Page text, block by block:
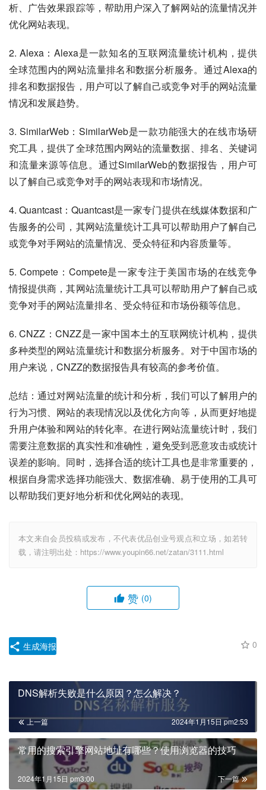
析、广告效果跟踪等，帮助用户深入了解网站的流量情况并
优化网站表现。
2. Alexa：Alexa是一款知名的互联网流量统计机构，提供
全球范围内的网站流量排名和数据分析服务。通过Alexa的
排名和数据报告，用户可以了解自己或竞争对手的网站流量
情况和发展趋势。
3. SimilarWeb：SimilarWeb是一款功能强大的在线市场研
究工具，提供了全球范围内网站的流量数据、排名、关键词
和流量来源等信息。通过SimilarWeb的数据报告，用户可
以了解自己或竞争对手的网站表现和市场情况。
4. Quantcast：Quantcast是一家专门提供在线媒体数据和广
告服务的公司，其网站流量统计工具可以帮助用户了解自己
或竞争对手网站的流量情况、受众特征和内容质量等。
5. Compete：Compete是一家专注于美国市场的在线竞争
情报提供商，其网站流量统计工具可以帮助用户了解自己或
竞争对手的网站流量排名、受众特征和市场份额等信息。
6. CNZZ：CNZZ是一家中国本土的互联网统计机构，提供
多种类型的网站流量统计和数据分析服务。对于中国市场的
用户来说，CNZZ的数据报告具有较高的参考价值。
总结：通过对网站流量的统计和分析，我们可以了解用户的
行为习惯、网站的表现情况以及优化方向等，从而更好地提
升用户体验和网站的转化率。在进行网站流量统计时，我们
需要注意数据的真实性和准确性，避免受到恶意攻击或统计
误差的影响。同时，选择合适的统计工具也是非常重要的，
根据自身需求选择功能强大、数据准确、易于使用的工具可
以帮助我们更好地分析和优化网站的表现。
本文来自会员投稿或发布，不代表优品创业号观点和立场，如若转
载，请注明出处：https://www.youpin66.net/zatan/3111.html
赞 (0)
0
生成海报
DNS解析失败是什么原因？怎么解决？
上一篇 2024年1月15日 pm2:53
常用的搜索引擎网站地址有哪些？使用浏览器的技巧
下一篇
2024年1月15日 pm3:00